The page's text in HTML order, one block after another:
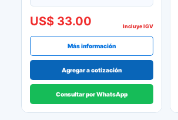
US$ 33.00 Incluye IGV
Más información
Agregar a cotización
Consultar por WhatsApp